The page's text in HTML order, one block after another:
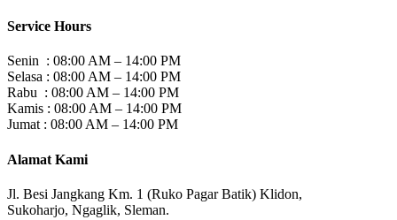
Service Hours
Senin : 08:00 AM – 14:00 PM
Selasa : 08:00 AM – 14:00 PM
Rabu : 08:00 AM – 14:00 PM
Kamis : 08:00 AM – 14:00 PM
Jumat : 08:00 AM – 14:00 PM
Alamat Kami
Jl. Besi Jangkang Km. 1 (Ruko Pagar Batik) Klidon,
Sukoharjo, Ngaglik, Sleman.